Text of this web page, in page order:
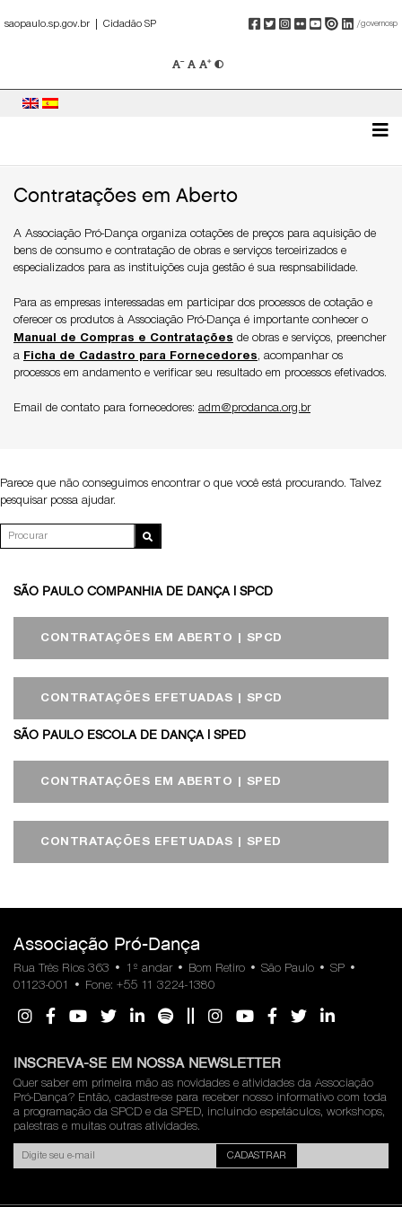
para
saopaulo.sp.gov.br Cidadão SP /governosp
Contratações em Aberto
A Associação Pró-Dança organiza cotações de preços para aquisição de
bens de consumo e contratação de obras e serviços terceirizados e
especializados para as instituições cuja gestão é sua respnsabilidade.
Para as empresas interessadas em participar dos processos de cotação e
oferecer os produtos à Associação Pró-Dança é importante conhecer o
Manual de Compras e Contratações de obras e serviços, preencher
a Ficha de Cadastro para Fornecedores, acompanhar os
processos em andamento e verificar seu resultado em processos efetivados.
Email de contato para fornecedores: adm@prodanca.org.br
Parece que não conseguimos encontrar o que você está procurando. Talvez
pesquisar possa ajudar.
SÃO PAULO COMPANHIA DE DANÇA | SPCD
CONTRATAÇÕES EM ABERTO | SPCD
CONTRATAÇÕES EFETUADAS | SPCD
SÃO PAULO ESCOLA DE DANÇA | SPED
CONTRATAÇÕES EM ABERTO | SPED
CONTRATAÇÕES EFETUADAS | SPED
Associação Pró-Dança
Rua Três Rios 363 • 1º andar • Bom Retiro • São Paulo • SP •
01123-001 • Fone: +55 11 3224-1380
INSCREVA-SE EM NOSSA NEWSLETTER
Quer saber em primeira mão as novidades e atividades da Associação
Pró-Dança? Então, cadastre-se para receber nosso informativo com toda
a programação da SPCD e da SPED, incluindo espetáculos, workshops,
palestras e muitas outras atividades.